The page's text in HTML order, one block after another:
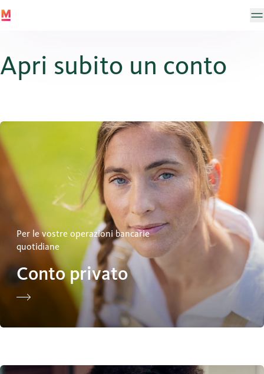
Apri subito un conto
Per le vostre operazioni bancarie
quotidiane
Conto privato